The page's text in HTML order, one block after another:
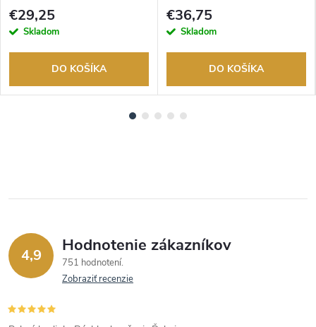
tovaru. Autorizovaný predajca.
€29,25
Skladom
DO KOŠÍKA
tovaru. Autorizovaný predajca.
€36,75
Skladom
DO KOŠÍKA
4,9 Hodnotenie zákazníkov
751 hodnotení
Zobraziť recenzie